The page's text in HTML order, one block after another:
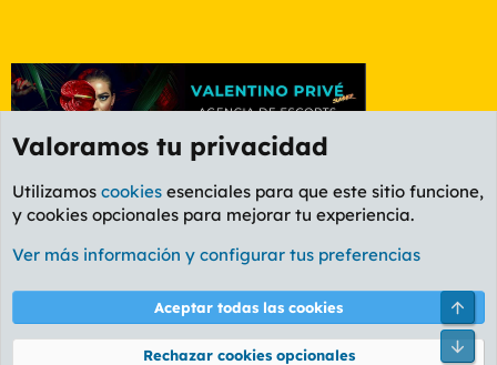
Etiquetas
Cookies
PL OLDSTYLE AMARILLO
Términos y reglas Política de privacidad Ayuda
Valoramos tu privacidad
Utilizamos cookies esenciales para que este sitio funcione,
y cookies opcionales para mejorar tu experiencia.
Ver más información y configurar tus preferencias
Aceptar todas las cookies
Rechazar cookies opcionales
Pie